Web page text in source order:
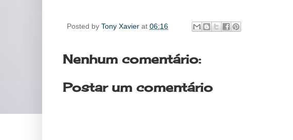
Posted by Tony Xavier at 06:16
Nenhum comentário:
Postar um comentário